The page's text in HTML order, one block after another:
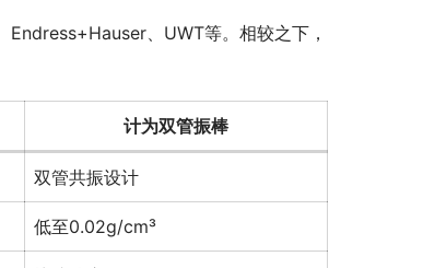
、UWT等。相较之下，
计为双管振棒
双管共振设计
低至0.02g/cm³